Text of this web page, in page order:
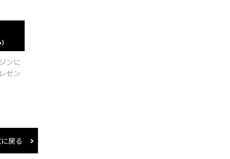
ンに
ゼン
戻る